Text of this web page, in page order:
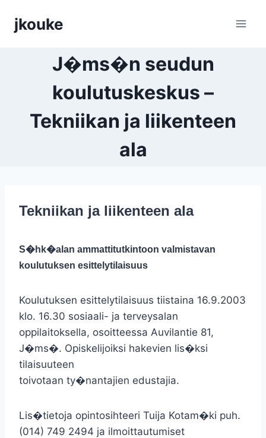
sisältöön
jkouke
J�ms�n seudun
koulutuskeskus –
Tekniikan ja liikenteen
ala
Tekniikan ja liikenteen ala
S�hk�alan ammattitutkintoon valmistavan
koulutuksen esittelytilaisuus
Koulutuksen esittelytilaisuus tiistaina 16.9.2003
klo. 16.30 sosiaali- ja terveysalan
oppilaitoksella, osoitteessa Auvilantie 81,
J�ms�. Opiskelijoiksi hakevien lis�ksi
tilaisuuteen
toivotaan ty�nantajien edustajia.
Lis�tietoja opintosihteeri Tuija Kotam�ki puh.
(014) 749 2494 ja ilmoittautumiset